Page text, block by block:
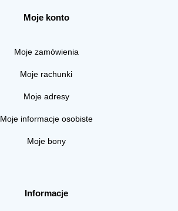
Moje konto
Moje zamówienia
Moje rachunki
Moje adresy
Moje informacje osobiste
Moje bony
Informacje